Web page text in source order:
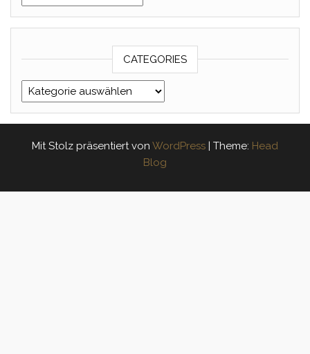
CATEGORIES
Categories
Mit Stolz präsentiert von WordPress | Theme: Head
Blog